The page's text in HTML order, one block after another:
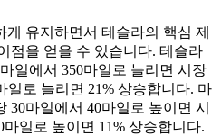
유지하면서 테슬라의 핵심 제
점을 얻을 수 있습니다. 테슬라
일에서 350마일로 늘리면 시장
일로 늘리면 21% 상승합니다. 마
30마일에서 40마일로 높이면 시
일로 높이면 11% 상승합니다.